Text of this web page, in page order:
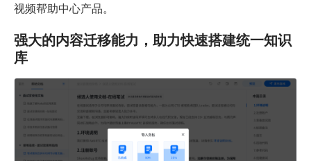
视频帮助中心产品。
强大的内容迁移能力，助力快速搭建统一知识
库